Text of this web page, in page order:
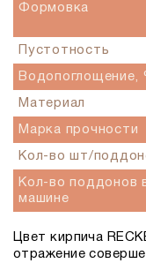
Формовка
Пустотность
Водопоглощение,
Материал
Марка прочности
Кол-во шт/
Кол-во поддонов
машине
Цвет кирпича
отражение